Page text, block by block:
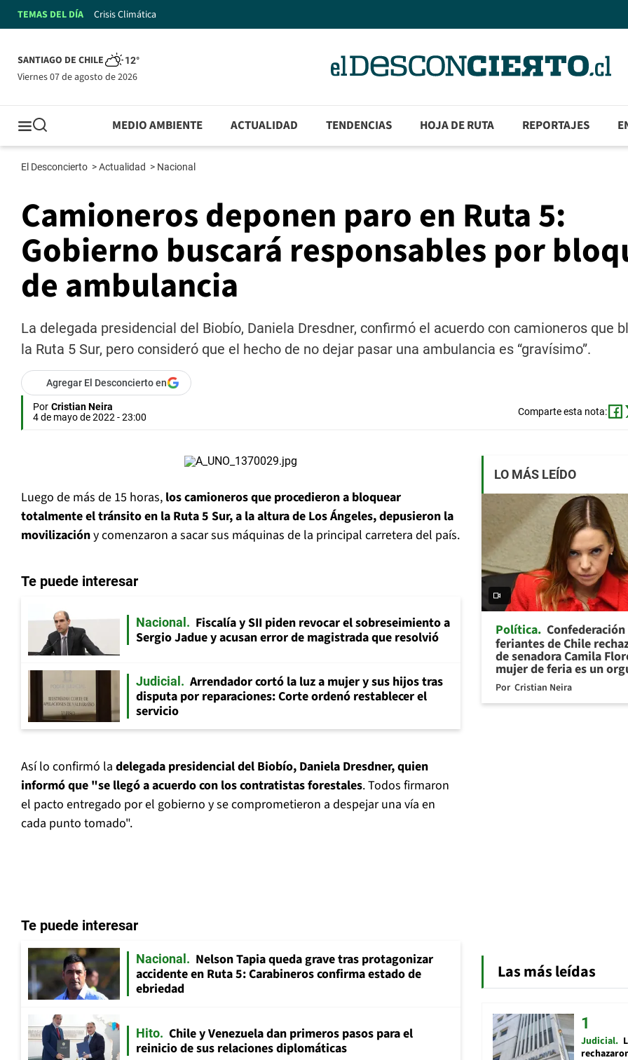
TEMAS DEL DÍA Crisis Climática
SANTIAGO DE CHILE 12°
viernes 07 de agosto de 2026
MEDIO AMBIENTE ACTUALIDAD TENDENCIAS HOJA DE RUTA REPORTAJES
El Desconcierto >Actualidad > Nacional
Camioneros deponen paro en Ruta 5:
Gobierno buscará responsables por
de ambulancia
La delegada presidencial del Biobío, Daniela Dresdner, confirmó el acuerdo con camioneros que
la Ruta 5 Sur, pero consideró que el hecho de no dejar pasar una ambulancia es “gravísimo”.
Agregar El Desconcierto en
Por Cristian Neira
4 de mayo de 2022 - 23:00
Comparte esta nota:
Luego de más de 15 horas, los camioneros que procedieron a bloquear
totalmente el tránsito en la Ruta 5 Sur, a la altura de Los Ángeles, depusieron la
movilizacióny comenzaron a sacar sus máquinas de la principal carretera del país.
Te puede interesar
Nacional
Fiscalía y SII piden revocar el sobreseimiento a
Sergio Jadue y acusan error de magistrada que resolvió
Judicial
Arrendador cortó la luz a mujer y sus hijos tras
disputa por reparaciones: Corte ordenó restablecer el
servicio
Así lo confirmó la delegada presidencial del Biobío, Daniela Dresdner, quien
informó que "se llegó a acuerdo con los contratistas forestales. Todos firmaron
el pacto entregado por el gobierno y se comprometieron a despejar una vía en
cada punto tomado".
Te puede interesar
Nacional
Nelson Tapia queda grave tras protagonizar
accidente en Ruta 5: Carabineros confirma estado de
ebriedad
Hito
Chile y Venezuela dan primeros pasos para el
reinicio de sus relaciones diplomáticas
LO MÁS LEÍDO
Política Confederación
feriantes de Chile
de senadora Camila
mujer de feria es un
Por Cristian Neira
Las más leídas
Judicial